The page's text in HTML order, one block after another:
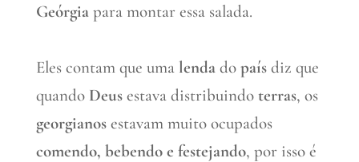
Geórgia para montar essa salada.
Eles contam que uma lendado país diz que
quando Deusestava distribuindo terras, os
georgianosestavam muito ocupados
comendo, bebendo e festejando, por isso é